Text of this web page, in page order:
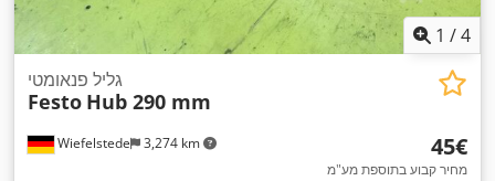
1 /4
Wiefelstede 3,274 km
גליל פנאומטי
Festo Hub 290 mm
‏45 ‏€
מחיר קבוע בתוספת מע"מ